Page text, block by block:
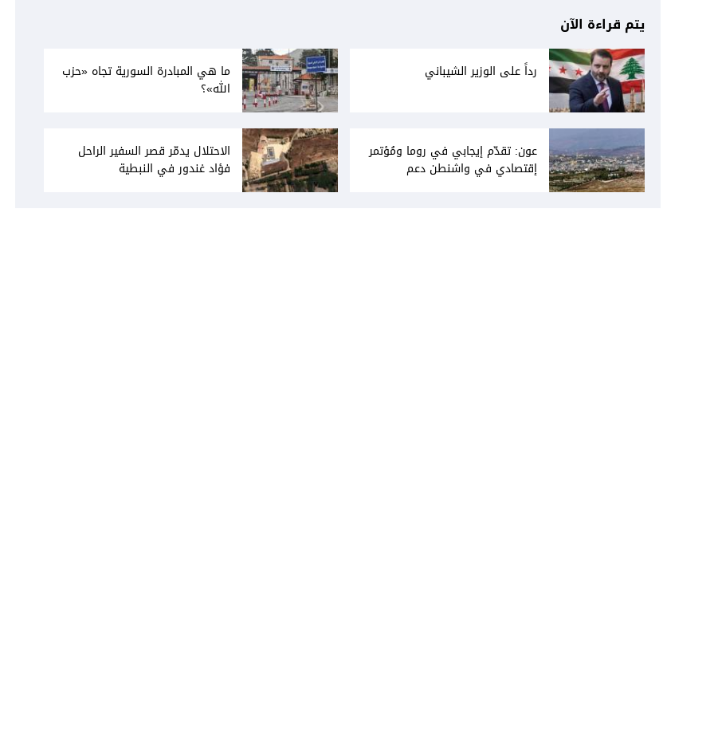
يتم قراءة الآن
رداً على الوزير الشيباني
ما هي المبادرة السورية تجاه «حزب
الله»؟
عون: تقدّم إيجابي في روما ومُؤتمر
إقتصادي في واشنطن دعم
الاحتلال يدمّر قصر السفير الراحل
فؤاد غندور في النبطية